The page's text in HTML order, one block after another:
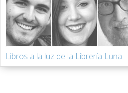
Libros a la luz de la Librería Luna